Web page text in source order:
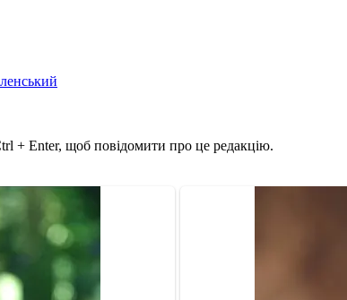
+ Enter, щоб повідомити про це редакцію.